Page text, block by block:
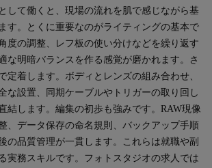
して働くと、現場の流れを肌で感じながら基
す。とくに重要なのがライティングの基本で
度の調整、レフ板の使い分けなどを繰り返す
な明暗バランスを作る感覚が磨かれます。さ
定着します。ボディとレンズの組み合わせ、
な設置、同期ケーブルやトリガーの取り回し
結します。編集の初歩も強みです。RAW現像
、データ保存の命名規則、バックアップ手順
の品質管理が一貫します。これらは就職や副
実務スキルです。フォトスタジオの求人では